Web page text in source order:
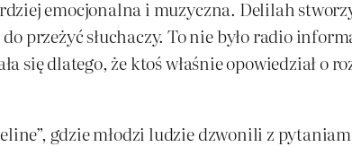
emocjonalna i muzyczna. Delilah
przeżyć słuchaczy. To nie było radio
się dlatego, że ktoś właśnie opowiedział o
gdzie młodzi ludzie dzwonili z